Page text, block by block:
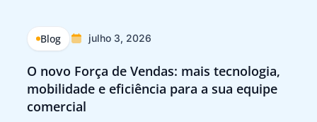
Blog julho 3, 2026
O novo Força de Vendas: mais tecnologia,
mobilidade e eficiência para a sua equipe
comercial